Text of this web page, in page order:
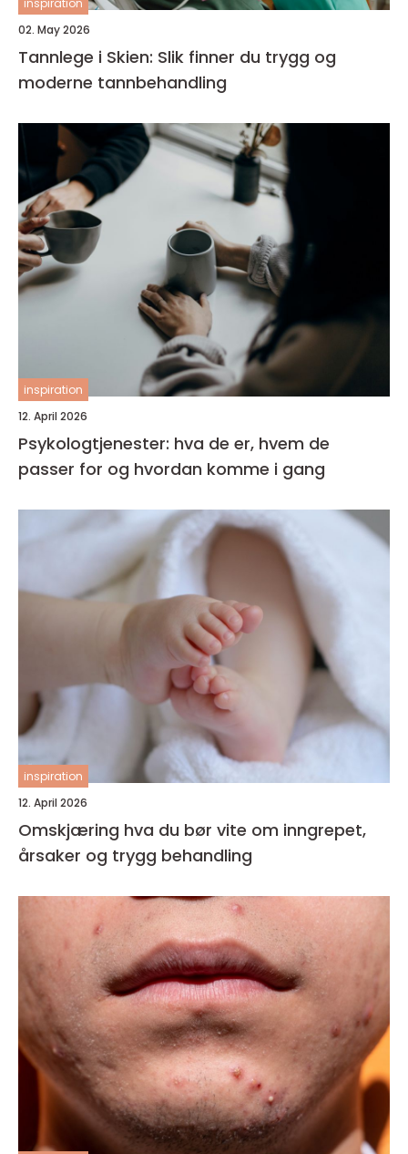
inspiration
02. May 2026
Tannlege i Skien: Slik finner du trygg og
moderne tannbehandling
inspiration
12. April 2026
Psykologtjenester: hva de er, hvem de
passer for og hvordan komme i gang
inspiration
12. April 2026
Omskjæring hva du bør vite om inngrepet,
årsaker og trygg behandling